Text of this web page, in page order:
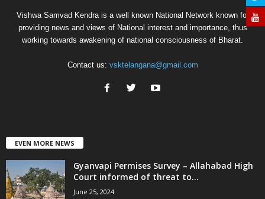
Vishwa Samvad Kendra is a well known National Network known for
providing news and views of National interest and importance, thus
working towards awakening of national consciousness of Bharat.
Contact us: vsktelangana@gmail.com
EVEN MORE NEWS
Gyanvapi Permises Survey – Allahabad High
Court informed of threat to...
June 25, 2024